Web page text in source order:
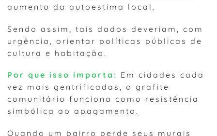
aumento da autoestima local.
Sendo assim, tais dados deveriam, com
urgência, orientar políticas públicas de
cultura e habitação.
Por que isso importa: Em cidades cada
vez mais gentrificadas, o grafite
comunitário funciona como resistência
simbólica ao apagamento.
Quando um bairro perde seus murais